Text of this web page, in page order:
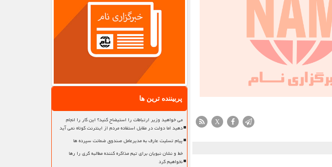
X
پربیننده ترین ها
می خواهید وزیر ارتباطات را استیضاح کنید؟ این کار را انجام
دهید اما دولت در مقابل استفاده مردم از اینترنت کوتاه نمی آید
پیام تسلیت عارف به مدیرعامل صندوق ضمانت سپرده ها
خط و نشان نبویان برای تیم مذاکره کننده مطالبه گری را رها
نخواهیم کرد